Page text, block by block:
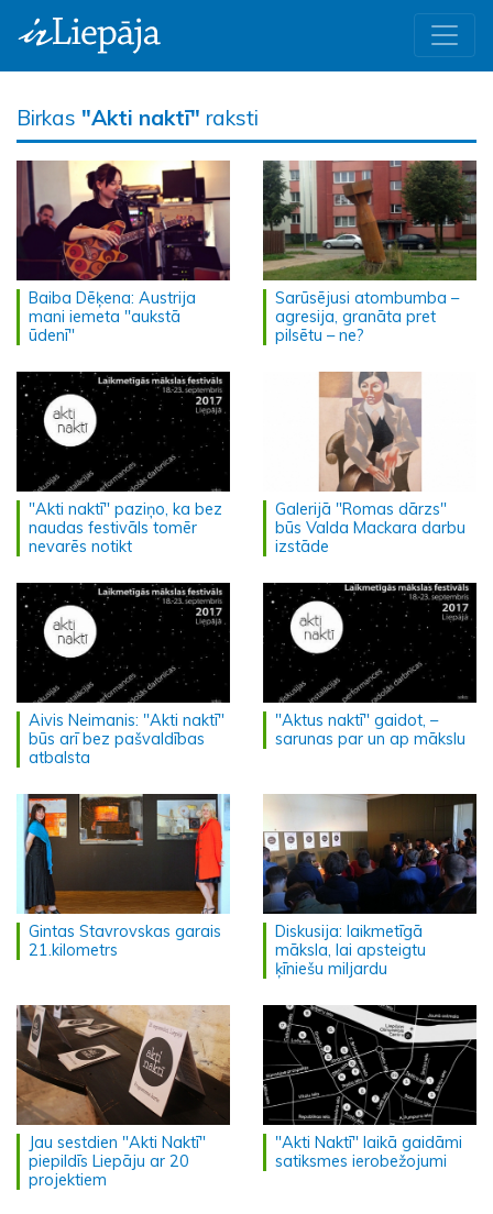
Birkas "Akti naktī" raksti
Baiba Dēķena: Austrija
mani iemeta "aukstā
ūdenī"
Sarūsējusi atombumba –
agresija, granāta pret
pilsētu – ne?
"Akti naktī" paziņo, ka bez
naudas festivāls tomēr
nevarēs notikt
Galerijā "Romas dārzs"
būs Valda Mackara darbu
izstāde
Aivis Neimanis: "Akti naktī"
būs arī bez pašvaldības
atbalsta
"Aktus naktī" gaidot, –
sarunas par un ap mākslu
Gintas Stavrovskas garais
21.kilometrs
Diskusija: laikmetīgā
māksla, lai apsteigtu
ķīniešu miljardu
Jau sestdien "Akti Naktī"
piepildīs Liepāju ar 20
projektiem
"Akti Naktī" laikā gaidāmi
satiksmes ierobežojumi